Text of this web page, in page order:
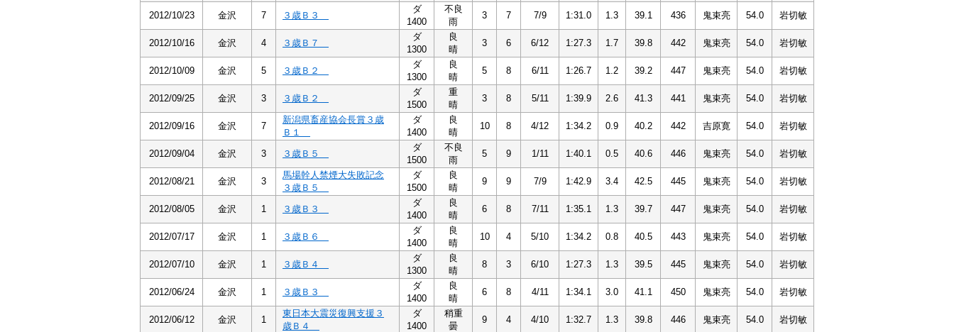
2012/10/23 金沢 7 ３歳Ｂ３
ダ
1400
不良
雨
3 7 7/9 1:31.0 1.3 39.1 436 鬼束亮 54.0 岩切敏
2012/10/16 金沢 4 ３歳Ｂ７
ダ
1300
良
晴
3 6 6/12 1:27.3 1.7 39.8 442 鬼束亮 54.0 岩切敏
2012/10/09 金沢 5 ３歳Ｂ２
ダ
1300
良
晴
5 8 6/11 1:26.7 1.2 39.2 447 鬼束亮 54.0 岩切敏
2012/09/25 金沢 3 ３歳Ｂ２
ダ
1500
重
晴
3 8 5/11 1:39.9 2.6 41.3 441 鬼束亮 54.0 岩切敏
2012/09/16 金沢 7
新潟県畜産協会長賞３歳
Ｂ１
ダ
1400
良
晴
10 8 4/12 1:34.2 0.9 40.2 442 吉原寛 54.0 岩切敏
2012/09/04 金沢 3 ３歳Ｂ５
ダ
1500
不良
雨
5 9 1/11 1:40.1 0.5 40.6 446 鬼束亮 54.0 岩切敏
2012/08/21 金沢 3
馬場幹人禁煙大失敗記念
３歳Ｂ５
ダ
1500
良
晴
9 9 7/9 1:42.9 3.4 42.5 445 鬼束亮 54.0 岩切敏
2012/08/05 金沢 1 ３歳Ｂ３
ダ
1400
良
晴
6 8 7/11 1:35.1 1.3 39.7 447 鬼束亮 54.0 岩切敏
2012/07/17 金沢 1 ３歳Ｂ６
ダ
1400
良
晴
10 4 5/10 1:34.2 0.8 40.5 443 鬼束亮 54.0 岩切敏
2012/07/10 金沢 1 ３歳Ｂ４
ダ
1300
良
晴
8 3 6/10 1:27.3 1.3 39.5 445 鬼束亮 54.0 岩切敏
2012/06/24 金沢 1 ３歳Ｂ３
ダ
1400
良
晴
6 8 4/11 1:34.1 3.0 41.1 450 鬼束亮 54.0 岩切敏
2012/06/12 金沢 1
東日本大震災復興支援３
歳Ｂ４
ダ
1400
稍重
曇
9 4 4/10 1:32.7 1.3 39.8 446 鬼束亮 54.0 岩切敏